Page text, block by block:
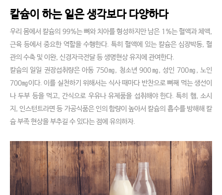
칼슘이 하는 일은 생각보다 다양하다
우리 몸에서 칼슘의 99%는 뼈와 치아를 형성하지만 남은 1%는 혈액과 체액,
근육 등에서 중요한 역할을 수행한다. 특히 혈액에 있는 칼슘은 심장박동, 혈
관의 수축 및 이완, 신경자극전달 등 생명현상 유지에 관여한다.
칼슘의 일일 권장섭취량은 아동 750㎎, 청소년 900㎎, 성인 700㎎, 노인
700㎎이다. 이를 실천하기 위해서는 식사 때마다 반찬으로 뼈째 먹는 생선이
나 두부 등을 먹고, 간식으로 우유나 유제품을 섭취해야 한다. 특히 햄, 소시
지, 인스턴트라면 등 가공식품은 인의 함량이 높아서 칼슘의 흡수를 방해해 칼
슘 부족 현상을 부추길 수 있다는 점에 유의하자.